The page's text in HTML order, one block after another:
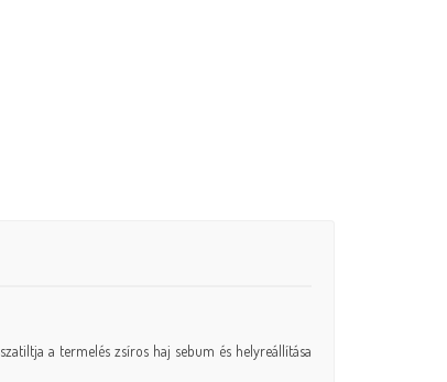
a termelés zsíros haj sebum és helyreállítása